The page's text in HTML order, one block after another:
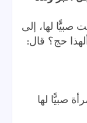
لها، إلى
حج؟ قال:
صبيًّا لها